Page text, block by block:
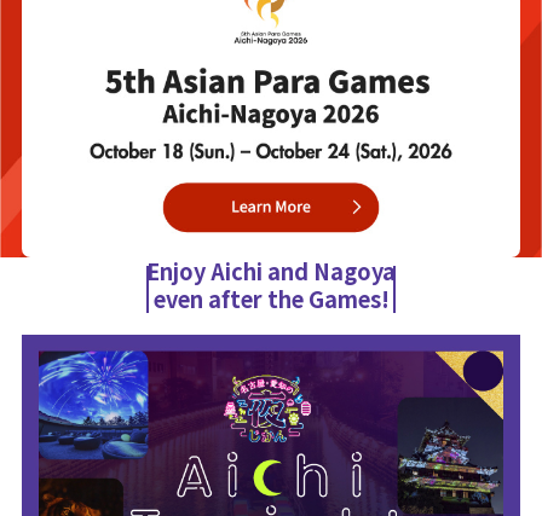
Enjoy Aichi and Nagoya
even after the Games!